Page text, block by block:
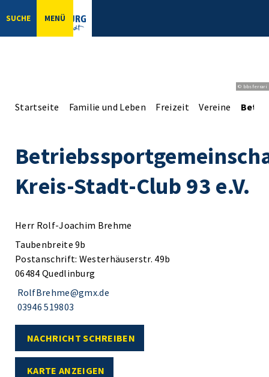
SUCHE MENÜ
© bbsferrari
Startseite Familie und Leben Freizeit Vereine
Kreis-Stadt-Club 93 e.V.
Herr Rolf-Joachim Brehme
Taubenbreite 9b
Postanschrift: Westerhäuserstr. 49b
06484 Quedlinburg
RolfBrehme@gmx.de
03946 519803
NACHRICHT SCHREIBEN
KARTE ANZEIGEN